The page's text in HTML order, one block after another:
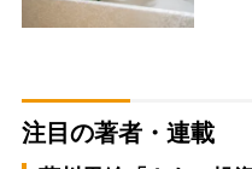
注目の著者・連載